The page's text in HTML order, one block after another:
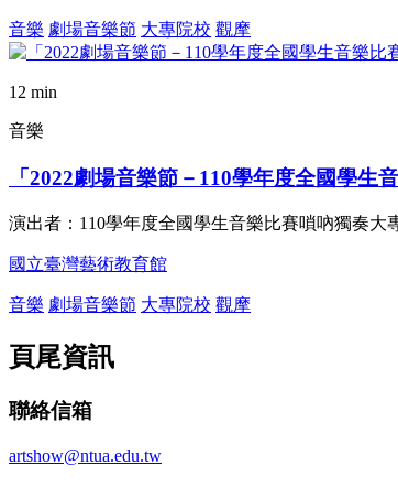
音樂 劇場音樂節 大專院校 觀摩
12 min
音樂
「2022劇場音樂節－110學年度全國學
演出者：110學年度全國學生音樂比賽嗩吶獨奏
國立臺灣藝術教育館
音樂 劇場音樂節 大專院校 觀摩
頁尾資訊
聯絡信箱
artshow@ntua.edu.tw